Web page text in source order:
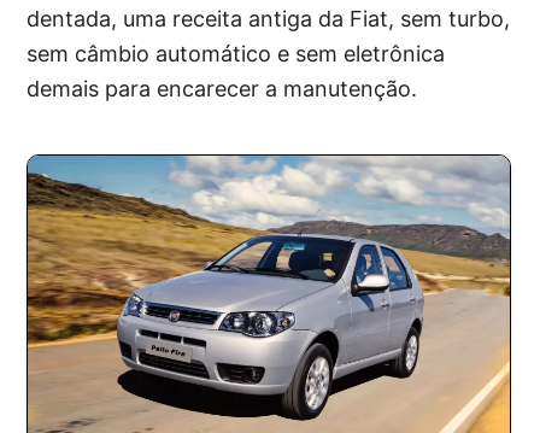
dentada, uma receita antiga da Fiat, sem turbo,
sem câmbio automático e sem eletrônica
demais para encarecer a manutenção.